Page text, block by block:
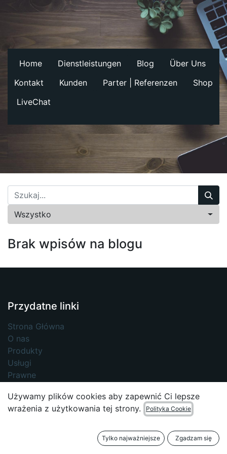
Home Dienstleistungen Blog
Über Uns
Kontakt
Kunden Parter | Referenzen
Shop
LiveChat
Wszystko
Brak wpisów na blogu
Przydatne linki
Strona Główna
O nas
Produkty
Usługi
Prawne
Skontaktuj się z nami
Używamy plików cookies aby zapewnić Ci lepsze
wrażenia z użytkowania tej strony.
Polityka Cookie
Tylko najważniejsze Zgadzam się